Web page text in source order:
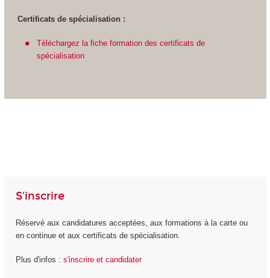
Certificats de spécialisation :
Téléchargez la fiche formation des certificats de
spécialisation
S'inscrire
Réservé aux candidatures acceptées, aux formations à la carte ou
en continue et aux certificats de spécialisation.
Plus d'infos : s'inscrire et candidater